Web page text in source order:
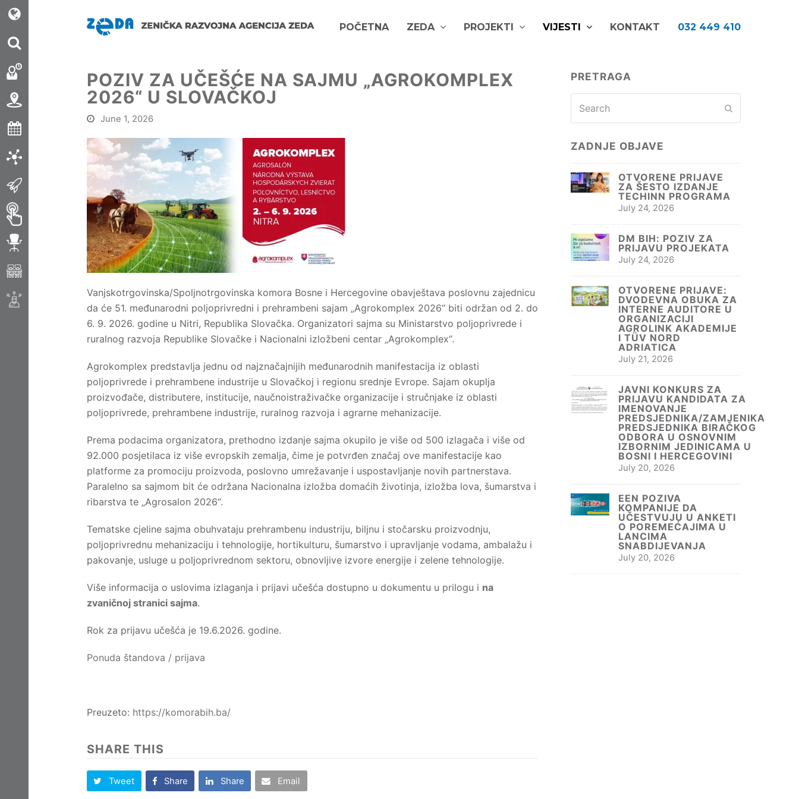
POČETNA ZEDA PROJEKTI VIJESTI KONTAKT 032 449 410
POZIV ZA UČEŠĆE NA SAJMU „AGROKOMPLEX
2026“ U SLOVAČKOJ
June 1, 2026
Vanjskotrgovinska/Spoljnotrgovinska komora Bosne i Hercegovine obavještava poslovnu zajednicu
da će 51. međunarodni poljoprivredni i prehrambeni sajam „Agrokomplex 2026“ biti održan od 2. do
6. 9. 2026. godine u Nitri, Republika Slovačka. Organizatori sajma su Ministarstvo poljoprivrede i
ruralnog razvoja Republike Slovačke i Nacionalni izložbeni centar „Agrokomplex“.
Agrokomplex predstavlja jednu od najznačajnijih međunarodnih manifestacija iz oblasti
poljoprivrede i prehrambene industrije u Slovačkoj i regionu srednje Evrope. Sajam okuplja
proizvođače, distributere, institucije, naučnoistraživačke organizacije i stručnjake iz oblasti
poljoprivrede, prehrambene industrije, ruralnog razvoja i agrarne mehanizacije.
Prema podacima organizatora, prethodno izdanje sajma okupilo je više od 500 izlagača i više od
92.000 posjetilaca iz više evropskih zemalja, čime je potvrđen značaj ove manifestacije kao
platforme za promociju proizvoda, poslovno umrežavanje i uspostavljanje novih partnerstava.
Paralelno sa sajmom bit će održana Nacionalna izložba domaćih životinja, izložba lova, šumarstva i
ribarstva te „Agrosalon 2026“.
Tematske cjeline sajma obuhvataju prehrambenu industriju, biljnu i stočarsku proizvodnju,
poljoprivrednu mehanizaciju i tehnologije, hortikulturu, šumarstvo i upravljanje vodama, ambalažu i
pakovanje, usluge u poljoprivrednom sektoru, obnovljive izvore energije i zelene tehnologije.
Više informacija o uslovima izlaganja i prijavi učešća dostupno u dokumentu u prilogu i na
zvaničnoj stranici sajma.
Rok za prijavu učešća je 19.6.2026. godine.
Ponuda štandova / prijava
Preuzeto: https://komorabih.ba/
SHARE THIS
Tweet Share Share Email
PRETRAGA
ZADNJE OBJAVE
OTVORENE PRIJAVE
ZA ŠESTO IZDANJE
TECHINN PROGRAMA
July 24, 2026
DM BIH: POZIV ZA
PRIJAVU PROJEKATA
July 24, 2026
OTVORENE PRIJAVE:
DVODEVNA OBUKA ZA
INTERNE AUDITORE U
ORGANIZACIJI
AGROLINK AKADEMIJE
I TÜV NORD
ADRIATICA
July 21, 2026
JAVNI KONKURS ZA
PRIJAVU KANDIDATA ZA
IMENOVANJE
PREDSJEDNIKA/ZAMJENIKA
PREDSJEDNIKA BIRAČKOG
ODBORA U OSNOVNIM
IZBORNIM JEDINICAMA U
BOSNI I HERCEGOVINI
July 20, 2026
EEN POZIVA
KOMPANIJE DA
UČESTVUJU U ANKETI
O POREMEĆAJIMA U
LANCIMA
SNABDIJEVANJA
July 20, 2026